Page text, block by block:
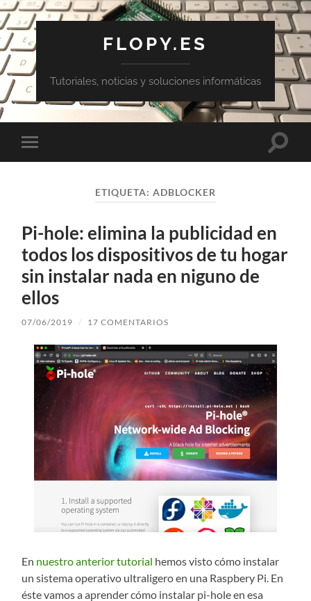
FLOPY.ES
Tutoriales, noticias y soluciones informáticas
Alternar
el
ETIQUETA: ADBLOCKER
Pi-hole: elimina la publicidad en
todos los dispositivos de tu hogar
sin instalar nada en niguno de
ellos
07/06/2019 / 17 COMENTARIOS
En nuestro anterior tutorial hemos visto cómo instalar
un sistema operativo ultraligero en una Raspbery Pi. En
éste vamos a aprender cómo instalar pi-hole en esa